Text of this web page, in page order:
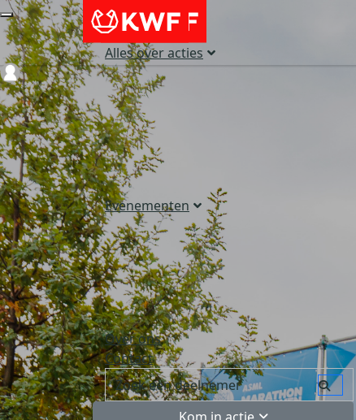
Alles over acties
Evenementen
Over ons
Contact
Login